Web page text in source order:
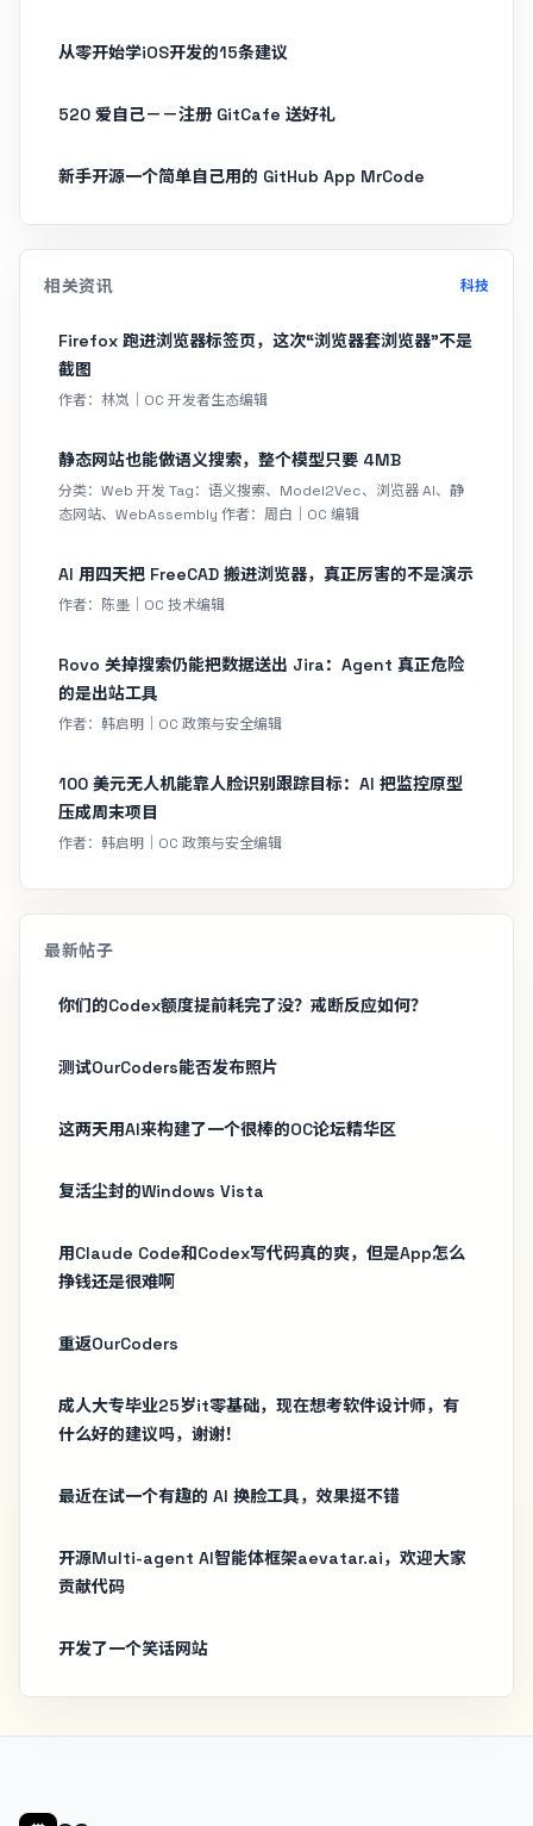
从零开始学iOS开发的15条建议
520 爱自己－－注册 GitCafe 送好礼
新手开源一个简单自己用的 GitHub App MrCode
相关资讯 科技
Firefox 跑进浏览器标签页，这次“浏览器套浏览器”不是
截图
作者：林岚｜OC 开发者生态编辑
静态网站也能做语义搜索，整个模型只要 4MB
分类：Web 开发 Tag：语义搜索、Model2Vec、浏览器 AI、静
态网站、WebAssembly 作者：周白｜OC 编辑
AI 用四天把 FreeCAD 搬进浏览器，真正厉害的不是演示
作者：陈墨｜OC 技术编辑
Rovo 关掉搜索仍能把数据送出 Jira：Agent 真正危险
的是出站工具
作者：韩启明｜OC 政策与安全编辑
100 美元无人机能靠人脸识别跟踪目标：AI 把监控原型
压成周末项目
作者：韩启明｜OC 政策与安全编辑
最新帖子
你们的Codex额度提前耗完了没？戒断反应如何？
测试OurCoders能否发布照片
这两天用AI来构建了一个很棒的OC论坛精华区
复活尘封的Windows Vista
用Claude Code和Codex写代码真的爽，但是App怎么
挣钱还是很难啊
重返OurCoders
成人大专毕业25岁it零基础，现在想考软件设计师，有
什么好的建议吗，谢谢！
最近在试一个有趣的 AI 换脸工具，效果挺不错
开源Multi-agent AI智能体框架aevatar.ai，欢迎大家
贡献代码
开发了一个笑话网站